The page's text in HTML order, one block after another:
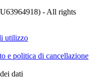
- All rights
utilizzo
e politica di cancellazione
dati